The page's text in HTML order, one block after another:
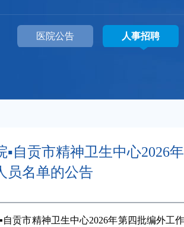
医院公告 人事招聘
自贡市精神卫生中心2026
员名单的公告
贡市精神卫生中心2026年第四批编外工